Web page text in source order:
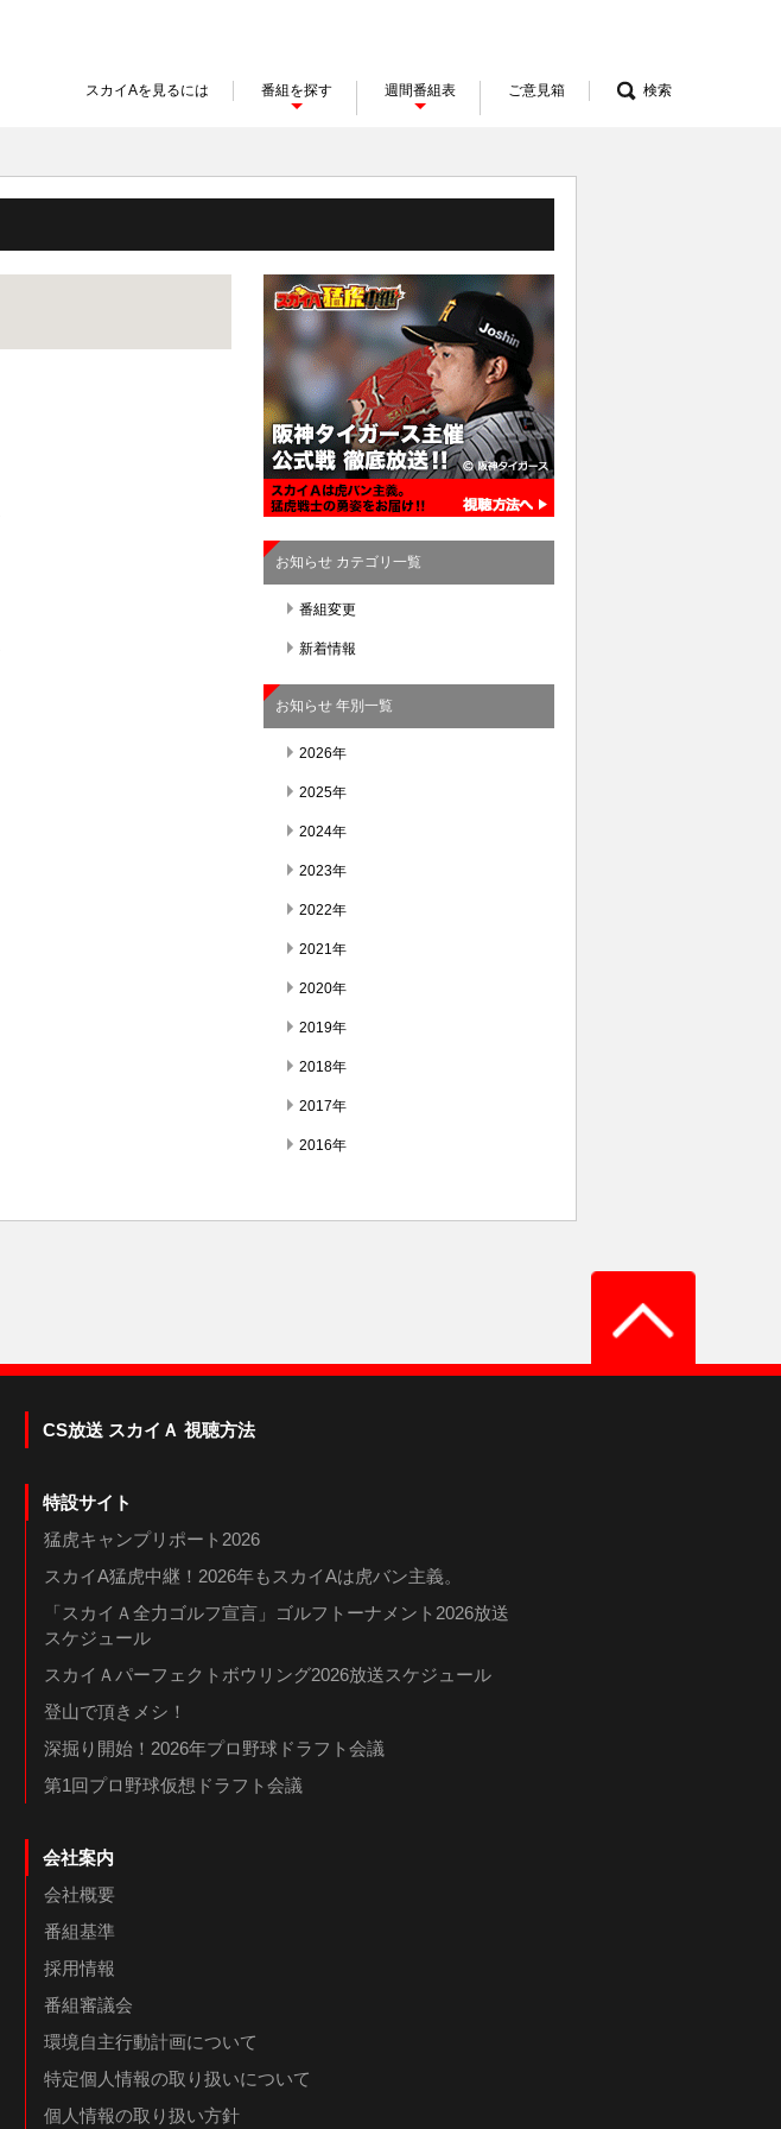
スカイAを見るには 番組を探す 週間番組表 ご意見箱 検索
お知らせ カテゴリ一覧
番組変更
新着情報
お知らせ 年別一覧
2026年
2025年
2024年
2023年
2022年
2021年
2020年
2019年
2018年
2017年
2016年
CS放送 スカイＡ 視聴方法
特設サイト
猛虎キャンプリポート2026
スカイA猛虎中継！2026年もスカイAは虎バン主義。
「スカイＡ全力ゴルフ宣言」ゴルフトーナメント2026放送
スケジュール
スカイＡパーフェクトボウリング2026放送スケジュール
登山で頂きメシ！
深掘り開始！2026年プロ野球ドラフト会議
第1回プロ野球仮想ドラフト会議
会社案内
会社概要
番組基準
採用情報
番組審議会
環境自主行動計画について
特定個人情報の取り扱いについて
個人情報の取り扱い方針